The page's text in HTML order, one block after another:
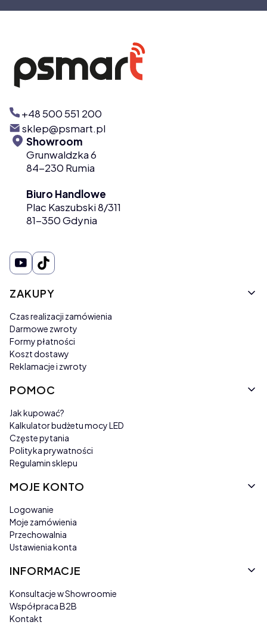
+48 500 551 200
sklep@psmart.pl
Showroom
Grunwaldzka 6
84-230 Rumia
Biuro Handlowe
Plac Kaszubski 8/311
81-350 Gdynia
Linki w stopce
ZAKUPY
Czas realizacji zamówienia
Darmowe zwroty
Formy płatności
Koszt dostawy
Reklamacje i zwroty
POMOC
Jak kupować?
Kalkulator budżetu mocy LED
Częste pytania
Polityka prywatności
Regulamin sklepu
MOJE KONTO
Logowanie
Moje zamówienia
Przechowalnia
Ustawienia konta
INFORMACJE
Konsultacje w Showroomie
Współpraca B2B
Kontakt